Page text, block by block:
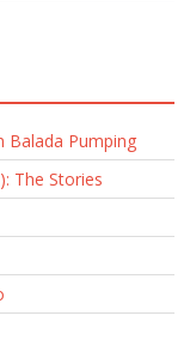
Balada Pumping
The Stories